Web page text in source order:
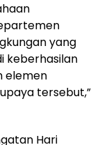
yang
keberhasilan
elemen
tersebut,”
Hari